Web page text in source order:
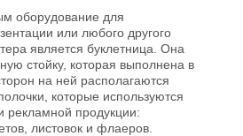
оборудование для
или любого другого
является буклетница. Она
стойку, которая выполнена в
на ней располагаются
которые используются
рекламной продукции:
листовок и флаеров.